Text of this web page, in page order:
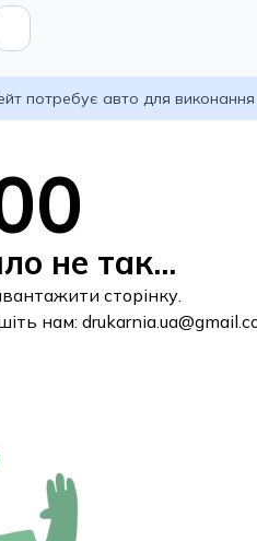
потребує авто для
не так...
сторінку.
нам: